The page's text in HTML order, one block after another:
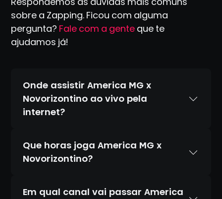
sobre a Zapping. Ficou com alguma
pergunta? Fale com a gente que te
ajudamos já!
Onde assistir America MG x
Novorizontino ao vivo pela
internet?
Que horas joga America MG x
Novorizontino?
Em qual canal vai passar America